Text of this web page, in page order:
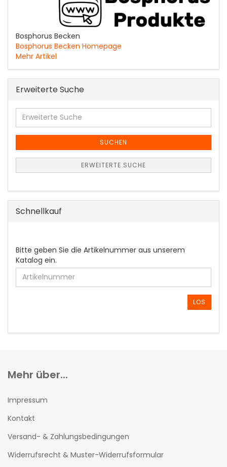
Bosphorus Becken
Bosphorus Becken Homepage
Mehr Artikel
Erweiterte Suche
Erweiterte
Suche
SUCHEN
ERWEITERTE SUCHE
Schnellkauf
BITTE
GEBEN
SIE
DIE
ARTIKELNUMMER
EIN.
Bitte geben Sie die Artikelnummer aus unserem
Katalog ein.
LOS
Mehr über...
Impressum
Kontakt
Versand- & Zahlungsbedingungen
Widerrufsrecht & Muster-Widerrufsformular